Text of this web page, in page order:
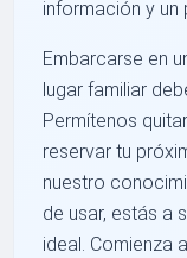
información y
Embarcarse en
lugar familiar
Permítenos
reservar tu
nuestro
de usar, estás a
ideal. Comienza